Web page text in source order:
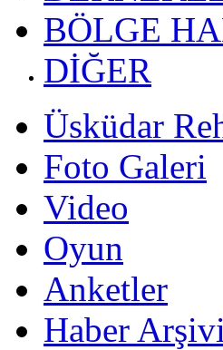
BÖLGE
DİĞER
Üsküdar
Foto Galeri
Video
Oyun
Anketler
Haber Arşivi